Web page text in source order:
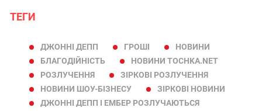
ТЕГИ
ДЖОННІ ДЕПП ГРОШІ
НОВИНИ
БЛАГОДІЙНІСТЬ
НОВИНИ TOCHKA.NET
РОЗЛУЧЕННЯ
ЗІРКОВІ РОЗЛУЧЕННЯ
НОВИНИ ШОУ-БІЗНЕСУ
ЗІРКОВІ НОВИНИ
ДЖОННІ ДЕПП І ЕМБЕР РОЗЛУЧАЮТЬСЯ